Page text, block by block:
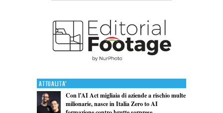
Attualita'
Con l’AI Act migliaia di aziende a rischio multe
milionarie, nasce in Italia Zero to AI